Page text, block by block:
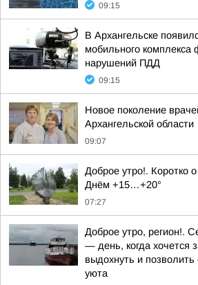
09:15
В Архангельске
мобильного комплекса
нарушений ПДД
09:15
Новое поколение
Архангельской области
09:07
Доброе утро!. Коротко
Днём +15…+20°
07:27
Доброе утро, регион!.
— день, когда хочется
выдохнуть и
уюта